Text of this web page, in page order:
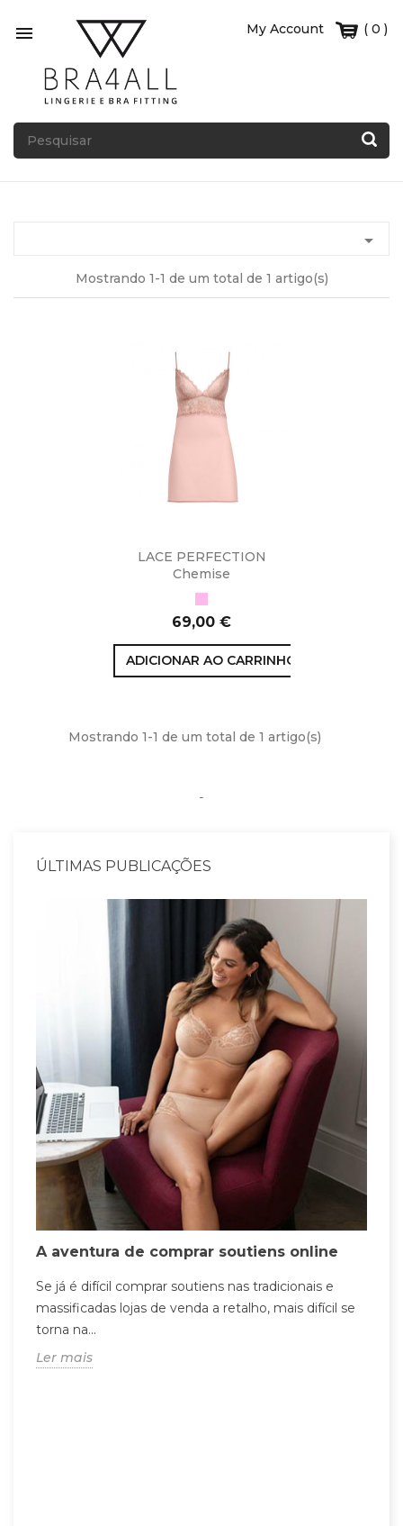
 ( 0 )
My Account

Mostrando 1-1 de um total de 1 artigo(s)
LACE PERFECTION
Chemise
Preço
69,00 €
ADICIONAR AO CARRINHO
Mostrando 1-1 de um total de 1 artigo(s)
-
ÚLTIMAS PUBLICAÇÕES
A aventura de comprar soutiens online
Se já é difícil comprar soutiens nas tradicionais e
massificadas lojas de venda a retalho, mais difícil se
torna na...
Ler mais